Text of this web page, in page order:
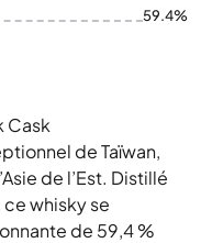
59.4%
Cask
de Taïwan,
de l’Est. Distillé
whisky se
de 59,4 %